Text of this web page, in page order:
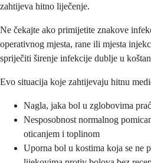
zahtijeva hitno liječenje.
Ne čekajte ako primijetite znakove
operativnog mjesta, rane ili mjesta
spriječiti širenje infekcije dublje u
Evo situacija koje zahtijevaju hitnu
Nagla, jaka bol u zglobovima
Nesposobnost normalnog
oticanjem i toplinom
Uporna bol u kostima koja se ne